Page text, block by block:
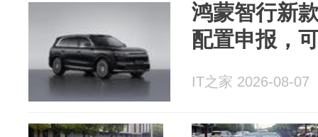
鸿蒙智行新
配置申报，
IT之家 2026-08-07